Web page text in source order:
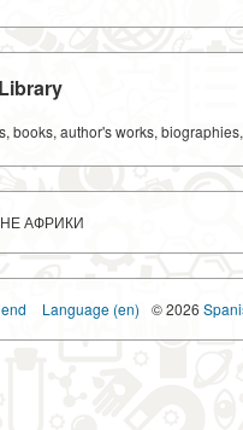
books, author's works,
АФРИКИ
Language (en) © 2026